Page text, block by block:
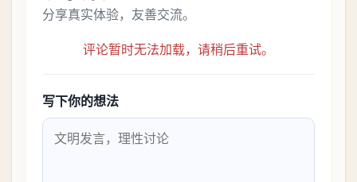
分享真实体验，友善交流。
评论暂时无法加载，请稍后重试。
写下你的想法